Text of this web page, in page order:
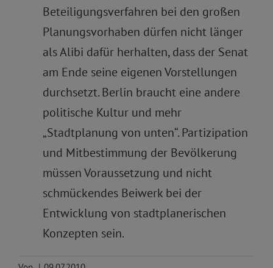
Beteiligungsverfahren bei den großen
Planungsvorhaben dürfen nicht länger
als Alibi dafür herhalten, dass der Senat
am Ende seine eigenen Vorstellungen
durchsetzt. Berlin braucht eine andere
politische Kultur und mehr
„Stadtplanung von unten“. Partizipation
und Mitbestimmung der Bevölkerung
müssen Voraussetzung und nicht
schmückendes Beiwerk bei der
Entwicklung von stadtplanerischen
Konzepten sein.